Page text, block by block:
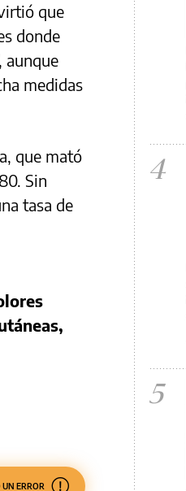
que
donde
aunque
medidas
que mató
Sin
tasa de
UN ERROR
4
5